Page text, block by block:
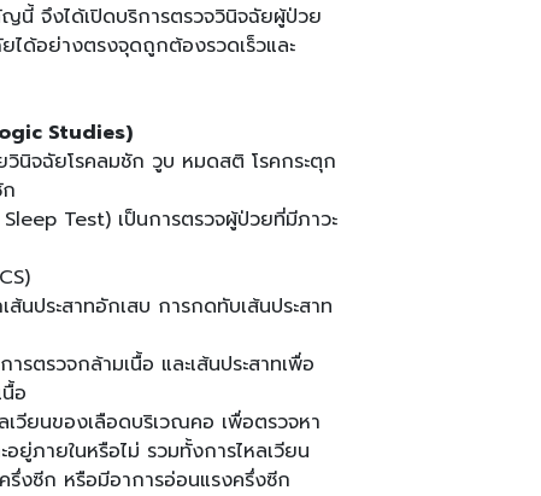
ญนี้ จึงได้เปิดบริการตรวจวินิจฉัยผู้ป่วย
ได้อย่างตรงจุดถูกต้องรวดเร็วและ
Studies)
นิจฉัยโรคลมชัก วูบ หมดสติ โรคกระตุก
Test) เป็นการตรวจผู้ป่วยที่มีภาวะ
นประสาทอักเสบ การกดทับเส้นประสาท
ตรวจกล้ามเนื้อ และเส้นประสาทเพื่อ
อ
วียนของเลือดบริเวณคอ เพื่อตรวจหา
ยู่ภายในหรือไม่ รวมทั้งการไหลเวียน
งซีก หรือมีอาการอ่อนแรงครึ่งซีก